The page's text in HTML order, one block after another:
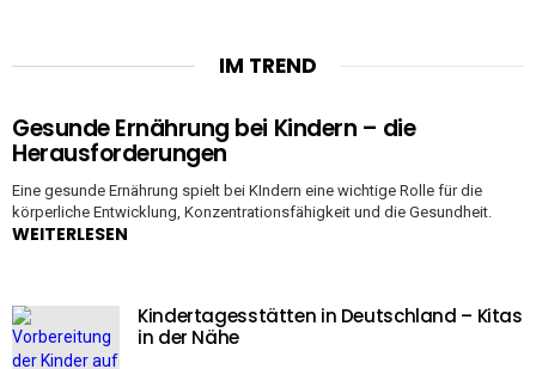
IM TREND
Gesunde Ernährung bei Kindern – die
Herausforderungen
Eine gesunde Ernährung spielt bei KIndern eine wichtige Rolle für die
körperliche Entwicklung, Konzentrationsfähigkeit und die Gesundheit.
WEITERLESEN
Kindertagesstätten in Deutschland – Kitas
in der Nähe